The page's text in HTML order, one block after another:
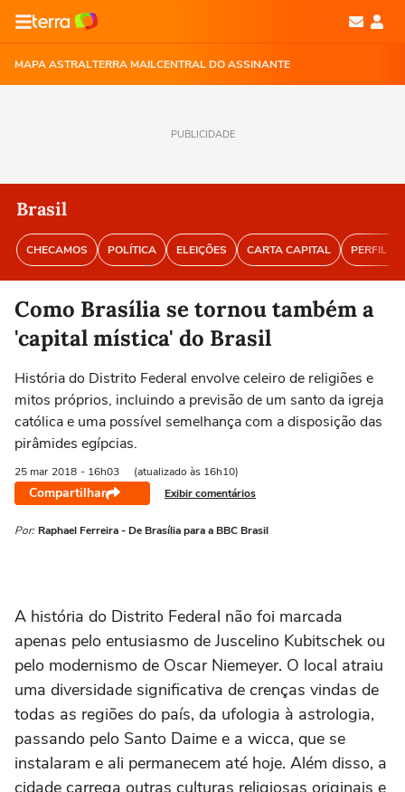
MAPA ASTRALTERRA MAILCENTRAL DO ASSINANTE
PUBLICIDADE
Brasil
CHECAMOS POLÍTICA ELEIÇÕES CARTA CAPITAL PERFIL
Como Brasília se tornou também a
'capital mística' do Brasil
História do Distrito Federal envolve celeiro de religiões e
mitos próprios, incluindo a previsão de um santo da igreja
católica e uma possível semelhança com a disposição das
pirâmides egípcias.
25 mar 2018 - 16h03 (atualizado às 16h10)
Compartilhar Exibir comentários
Por: Raphael Ferreira - De Brasília para a BBC Brasil
A história do Distrito Federal não foi marcada
apenas pelo entusiasmo de Juscelino Kubitschek ou
pelo modernismo de Oscar Niemeyer. O local atraiu
uma diversidade significativa de crenças vindas de
todas as regiões do país, da ufologia à astrologia,
passando pelo Santo Daime e a wicca, que se
instalaram e ali permanecem até hoje. Além disso, a
cidade carrega outras culturas religiosas originais e